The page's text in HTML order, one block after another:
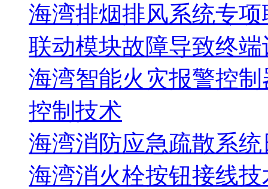
海湾排烟排风系统专
联动模块故障导致终
海湾智能火灾报警控
控制技术
海湾消防应急疏散系
海湾消火栓按钮接线